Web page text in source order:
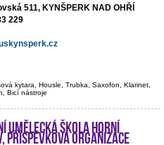
511, KYNŠPERK NAD OHŘÍ
229
kytara, Housle, Trubka, Saxofon, Klarinet,
Bicí nástroje
umělecká škola Horní
příspěvková organizace